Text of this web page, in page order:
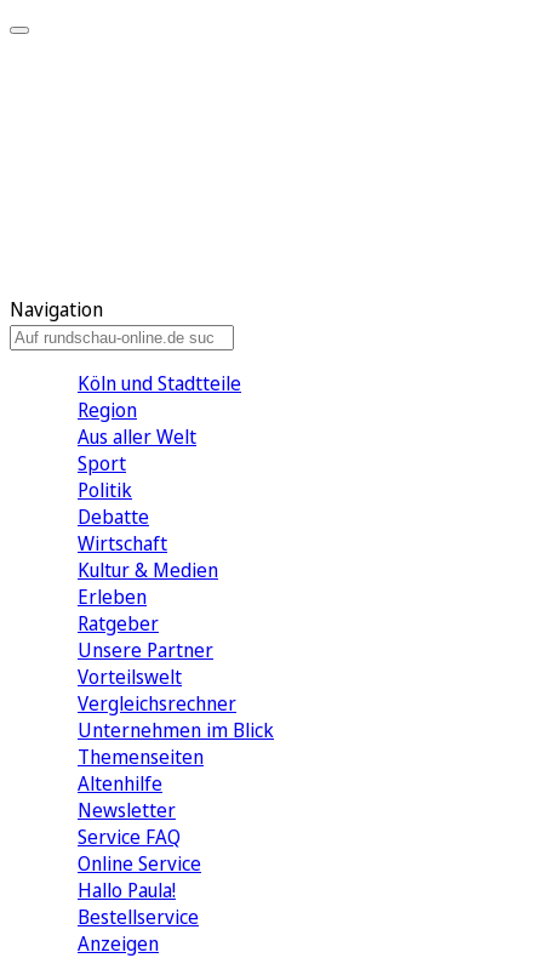
Navigation
Köln und Stadtteile
Region
Aus aller Welt
Sport
Politik
Debatte
Wirtschaft
Kultur & Medien
Erleben
Ratgeber
Unsere Partner
Vorteilswelt
Vergleichsrechner
Unternehmen im Blick
Themenseiten
Altenhilfe
Newsletter
Service FAQ
Online Service
Hallo Paula!
Bestellservice
Anzeigen